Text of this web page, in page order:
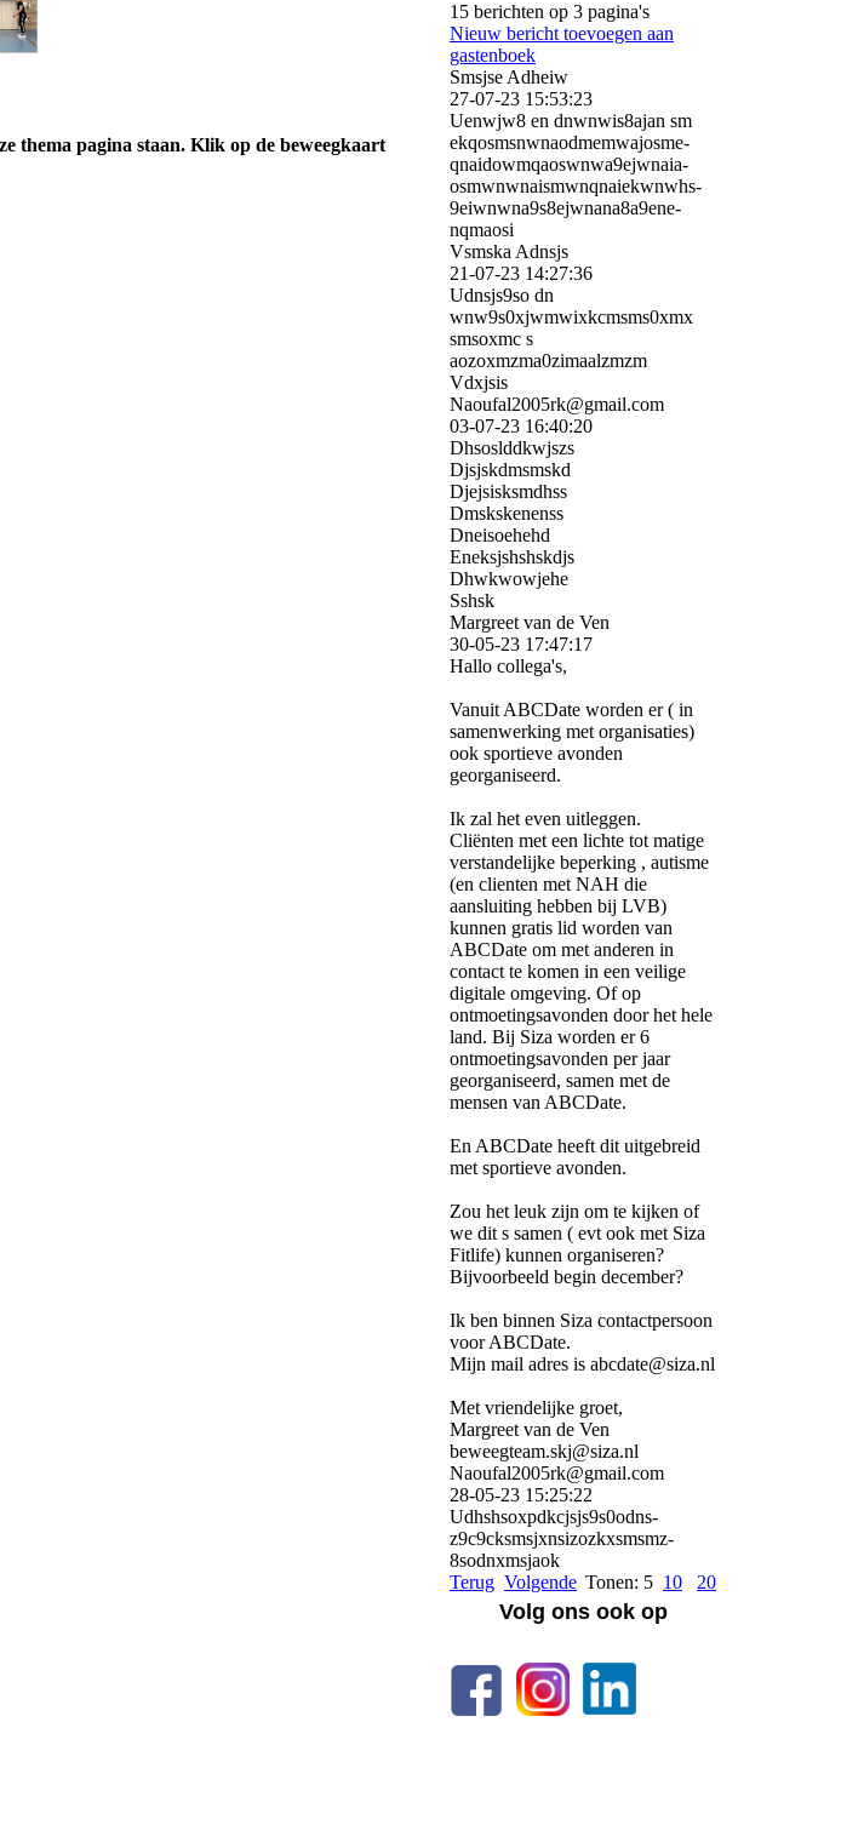
thema pagina staan. Klik op de beweegkaart
15 berichten op 3 pagina's
Nieuw bericht toevoegen aan
gastenboek
Smsjse Adheiw
27-07-23 15:53:23
Uenwjw8 en dnwnwis8ajan sm
ekqosmsnwnaodmemwajosme­
qnaidowmqaoswnwa9ejwnaia­
osmwnwnaismwnqnaiekwnwhs­
9eiwnwna9s8ejwnana8a9ene­
nqmaosi
Vsmska Adnsjs
21-07-23 14:27:36
Udnsjs9so dn
wnw9s0xjwmwixkcmsms0xmx
smsoxmc s
aozoxmzma0zimaalzmzm
Vdxjsis
Naoufal2005rk@gmail.com
03-07-23 16:40:20
Dhsoslddkwjszs
Djsjskdmsmskd
Djejsisksmdhss
Dmskskenenss
Dneisoehehd
Eneksjshshskdjs
Dhwkwowjehe
Sshsk
Margreet van de Ven
30-05-23 17:47:17
Hallo collega's,
Vanuit ABCDate worden er ( in
samenwerking met organisaties)
ook sportieve avonden
georganiseerd.
Ik zal het even uitleggen.
Cliënten met een lichte tot matige
verstandelijke beperking , autisme
(en clienten met NAH die
aansluiting hebben bij LVB)
kunnen gratis lid worden van
ABCDate om met anderen in
contact te komen in een veilige
digitale omgeving. Of op
ontmoetingsavonden door het hele
land. Bij Siza worden er 6
ontmoetingsavonden per jaar
georganiseerd, samen met de
mensen van ABCDate.
En ABCDate heeft dit uitgebreid
met sportieve avonden.
Zou het leuk zijn om te kijken of
we dit s samen ( evt ook met Siza
Fitlife) kunnen organiseren?
Bijvoorbeeld begin december?
Ik ben binnen Siza contactpersoon
voor ABCDate.
Mijn mail adres is abcdate@siza.nl
Met vriendelijke groet,
Margreet van de Ven
beweegteam.skj@siza.nl
Naoufal2005rk@gmail.com
28-05-23 15:25:22
Udhshsoxpdkcjsjs9s0odns­
z9c9cksmsjxnsizozkxsmsmz­
8sodnxmsjaok
Terug Volgende Tonen: 5 10 20
Volg ons ook op